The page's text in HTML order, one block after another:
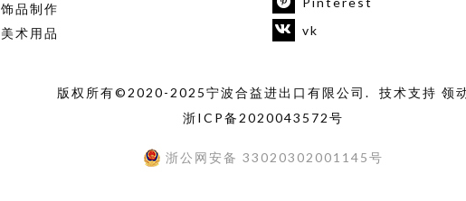
饰品制作
美术用品
vk
版权所有©2020-2025宁波合益进出口有限公司. 技术支持 领
浙ICP备2020043572号
浙公网安备 33020302001145号